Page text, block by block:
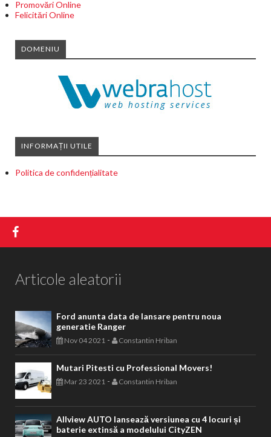
Promovări Online
Felicitări Online
DOMENIU
INFORMAȚII UTILE
Politica de confidențialitate
Articole aleatorii
Ford anunta data de lansare pentru noua
generatie Ranger
Nov 04 2021 - Constantin Hriban
Mutari Pitesti cu Professional Movers!
Mar 23 2021 - Constantin Hriban
Allview AUTO lansează versiunea cu 4 locuri și
baterie extinsă a modelului CityZEN